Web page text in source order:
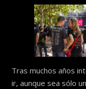
Tras muchos años
ir, aunque sea sólo